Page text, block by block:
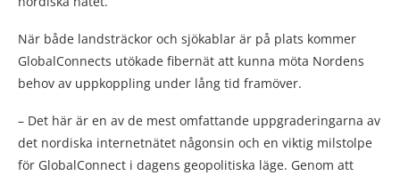
När både landsträckor och sjökablar är på plats kommer
GlobalConnects utökade fibernät att kunna möta Nordens
behov av uppkoppling under lång tid framöver.
– Det här är en av de mest omfattande uppgraderingarna av
det nordiska internetnätet någonsin och en viktig milstolpe
för GlobalConnect i dagens geopolitiska läge. Genom att